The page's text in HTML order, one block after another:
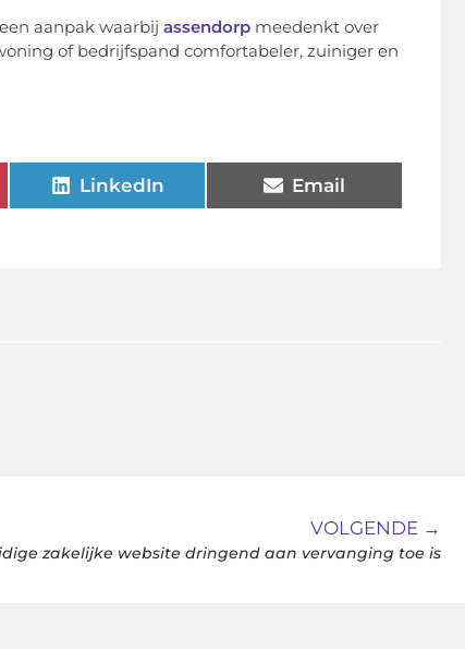
aanpak waarbij assendorp meedenkt over
of bedrijfspand comfortabeler, zuiniger en
LinkedIn Email
VOLGENDE →
zakelijke website dringend aan vervanging toe is